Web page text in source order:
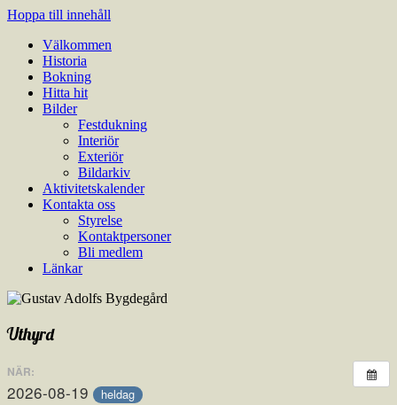
Hoppa till innehåll
Gustav Adolfs Bygdegård
En modern samlingslokal lämplig till bröllop, födelsedagsfester,
sammanträden, kurser och utställningar.
Välkommen
Historia
Bokning
Hitta hit
Bilder
Festdukning
Interiör
Exteriör
Bildarkiv
Aktivitetskalender
Kontakta oss
Styrelse
Kontaktpersoner
Bli medlem
Länkar
Uthyrd
NÄR:
2026-08-19 heldag